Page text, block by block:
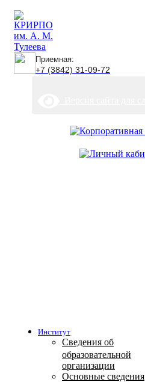
Приемная:
+7 (3842) 31-09-72
Институт
Сведения об
образовательной
организации
Основные сведения